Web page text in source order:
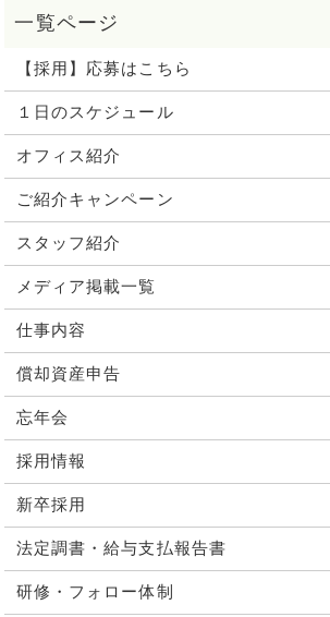
【採用】応募はこちら
１日のスケジュール
オフィス紹介
ご紹介キャンペーン
スタッフ紹介
メディア掲載一覧
仕事内容
償却資産申告
忘年会
採用情報
新卒採用
法定調書・給与支払報告書
研修・フォロー体制